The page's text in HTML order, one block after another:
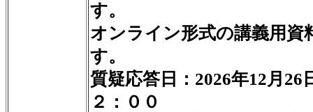
す。
オンライン形式の講義用
す。
質疑応答日：2026年12月
２：００